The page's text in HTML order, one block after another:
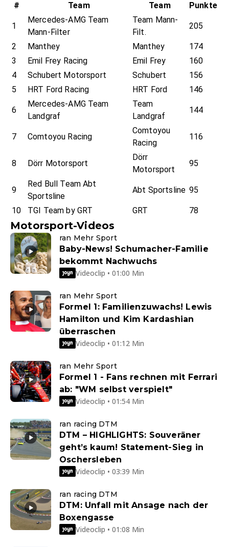
# Team Team Punkte
1
Mercedes-AMG Team
Mann-Filter
Team Mann-
Filt.
205
2 Manthey Manthey
174
3
Emil Frey Racing Emil Frey
160
4
Schubert Motorsport Schubert
156
5
HRT Ford Racing HRT Ford 146
6
Mercedes-AMG Team
Landgraf
Team
Landgraf
144
7 Comtoyou Racing
Comtoyou
Racing
116
8 Dörr Motorsport
Dörr
Motorsport
95
9
Red Bull Team Abt
Sportsline
Abt Sportsline 95
10 TGI Team by GRT GRT 78
Motorsport-Videos
ran Mehr Sport
Baby-News! Schumacher-Familie
bekommt Nachwuchs
Videoclip • 01:00 Min
ran Mehr Sport
Formel 1: Familienzuwachs! Lewis
Hamilton und Kim Kardashian
überraschen
Videoclip • 01:12 Min
ran Mehr Sport
Formel 1 - Fans rechnen mit Ferrari
ab: "WM selbst verspielt"
Videoclip • 01:54 Min
ran racing DTM
DTM – HIGHLIGHTS: Souveräner
geht’s kaum! Statement-Sieg in
Oschersleben
Videoclip • 03:39 Min
ran racing DTM
DTM: Unfall mit Ansage nach der
Boxengasse
Videoclip • 01:08 Min